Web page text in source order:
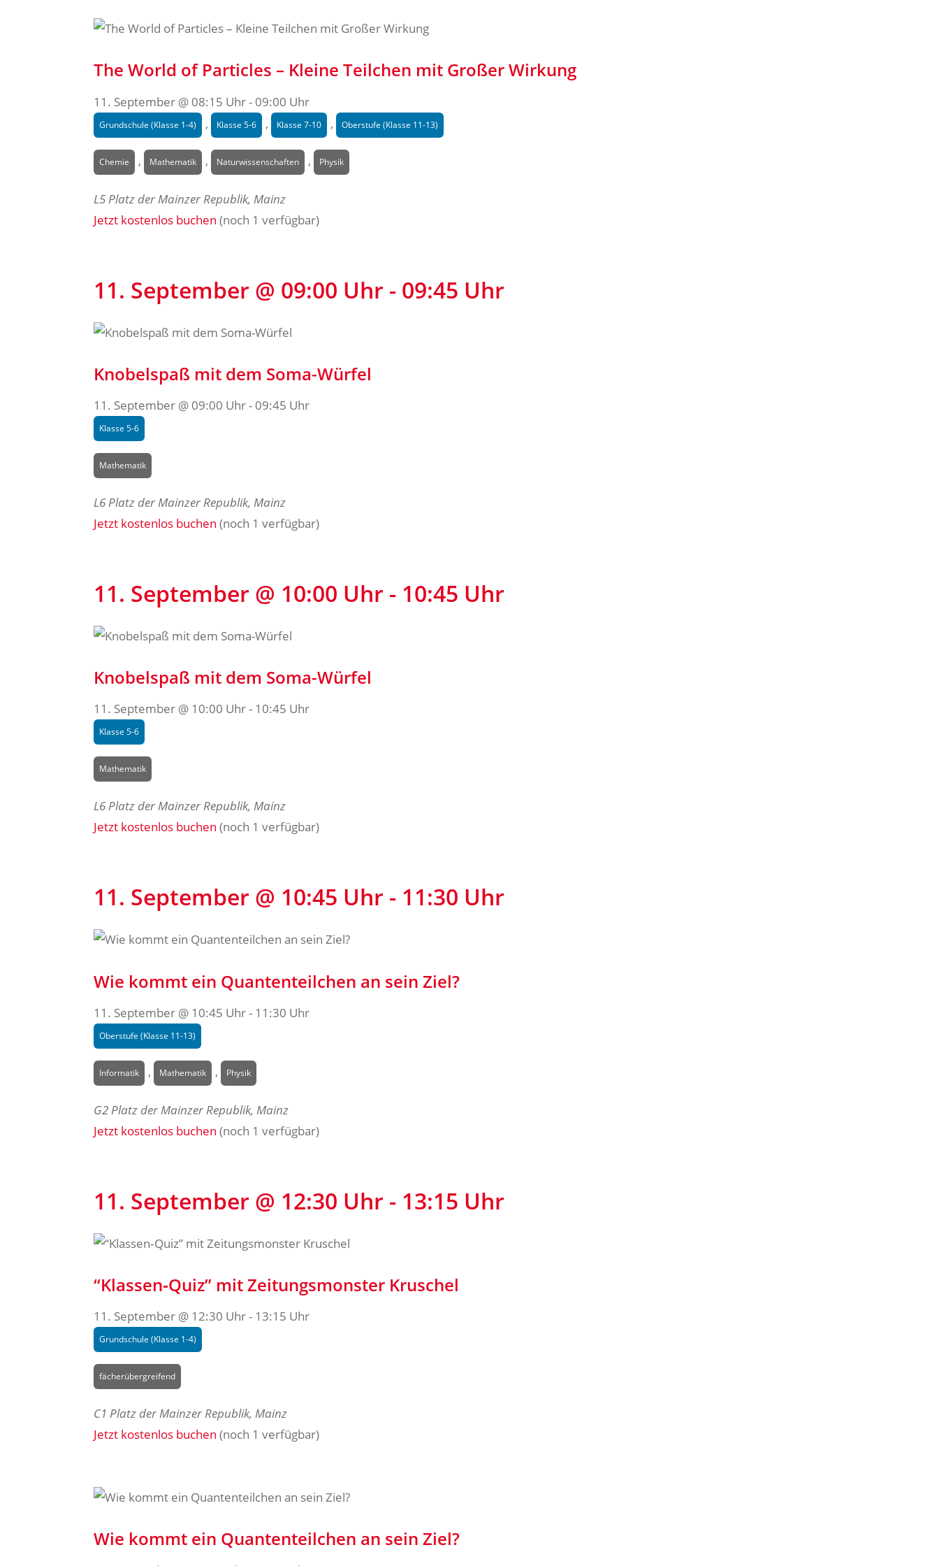
The World of Particles – Kleine Teilchen mit Großer Wirkung
11. September @ 08:15 Uhr- 09:00 Uhr
Grundschule (Klasse 1-4) , Klasse 5-6 , Klasse 7-10 , Oberstufe (Klasse 11-13)
Chemie , Mathematik , Naturwissenschaften , Physik
L5Platz der Mainzer Republik, Mainz
Jetzt kostenlos buchen (noch 1 verfügbar)
11. September @ 09:00 Uhr - 09:45 Uhr
Knobelspaß mit dem Soma-Würfel
11. September @ 09:00 Uhr- 09:45 Uhr
Klasse 5-6
Mathematik
L6Platz der Mainzer Republik, Mainz
Jetzt kostenlos buchen (noch 1 verfügbar)
11. September @ 10:00 Uhr - 10:45 Uhr
Knobelspaß mit dem Soma-Würfel
11. September @ 10:00 Uhr- 10:45 Uhr
Klasse 5-6
Mathematik
L6Platz der Mainzer Republik, Mainz
Jetzt kostenlos buchen (noch 1 verfügbar)
11. September @ 10:45 Uhr - 11:30 Uhr
Wie kommt ein Quantenteilchen an sein Ziel?
11. September @ 10:45 Uhr- 11:30 Uhr
Oberstufe (Klasse 11-13)
Informatik , Mathematik , Physik
G2Platz der Mainzer Republik, Mainz
Jetzt kostenlos buchen (noch 1 verfügbar)
11. September @ 12:30 Uhr - 13:15 Uhr
“Klassen‐Quiz” mit Zeitungsmonster Kruschel
11. September @ 12:30 Uhr- 13:15 Uhr
Grundschule (Klasse 1-4)
fächerübergreifend
C1 Platz der Mainzer Republik, Mainz
Jetzt kostenlos buchen (noch 1 verfügbar)
Wie kommt ein Quantenteilchen an sein Ziel?